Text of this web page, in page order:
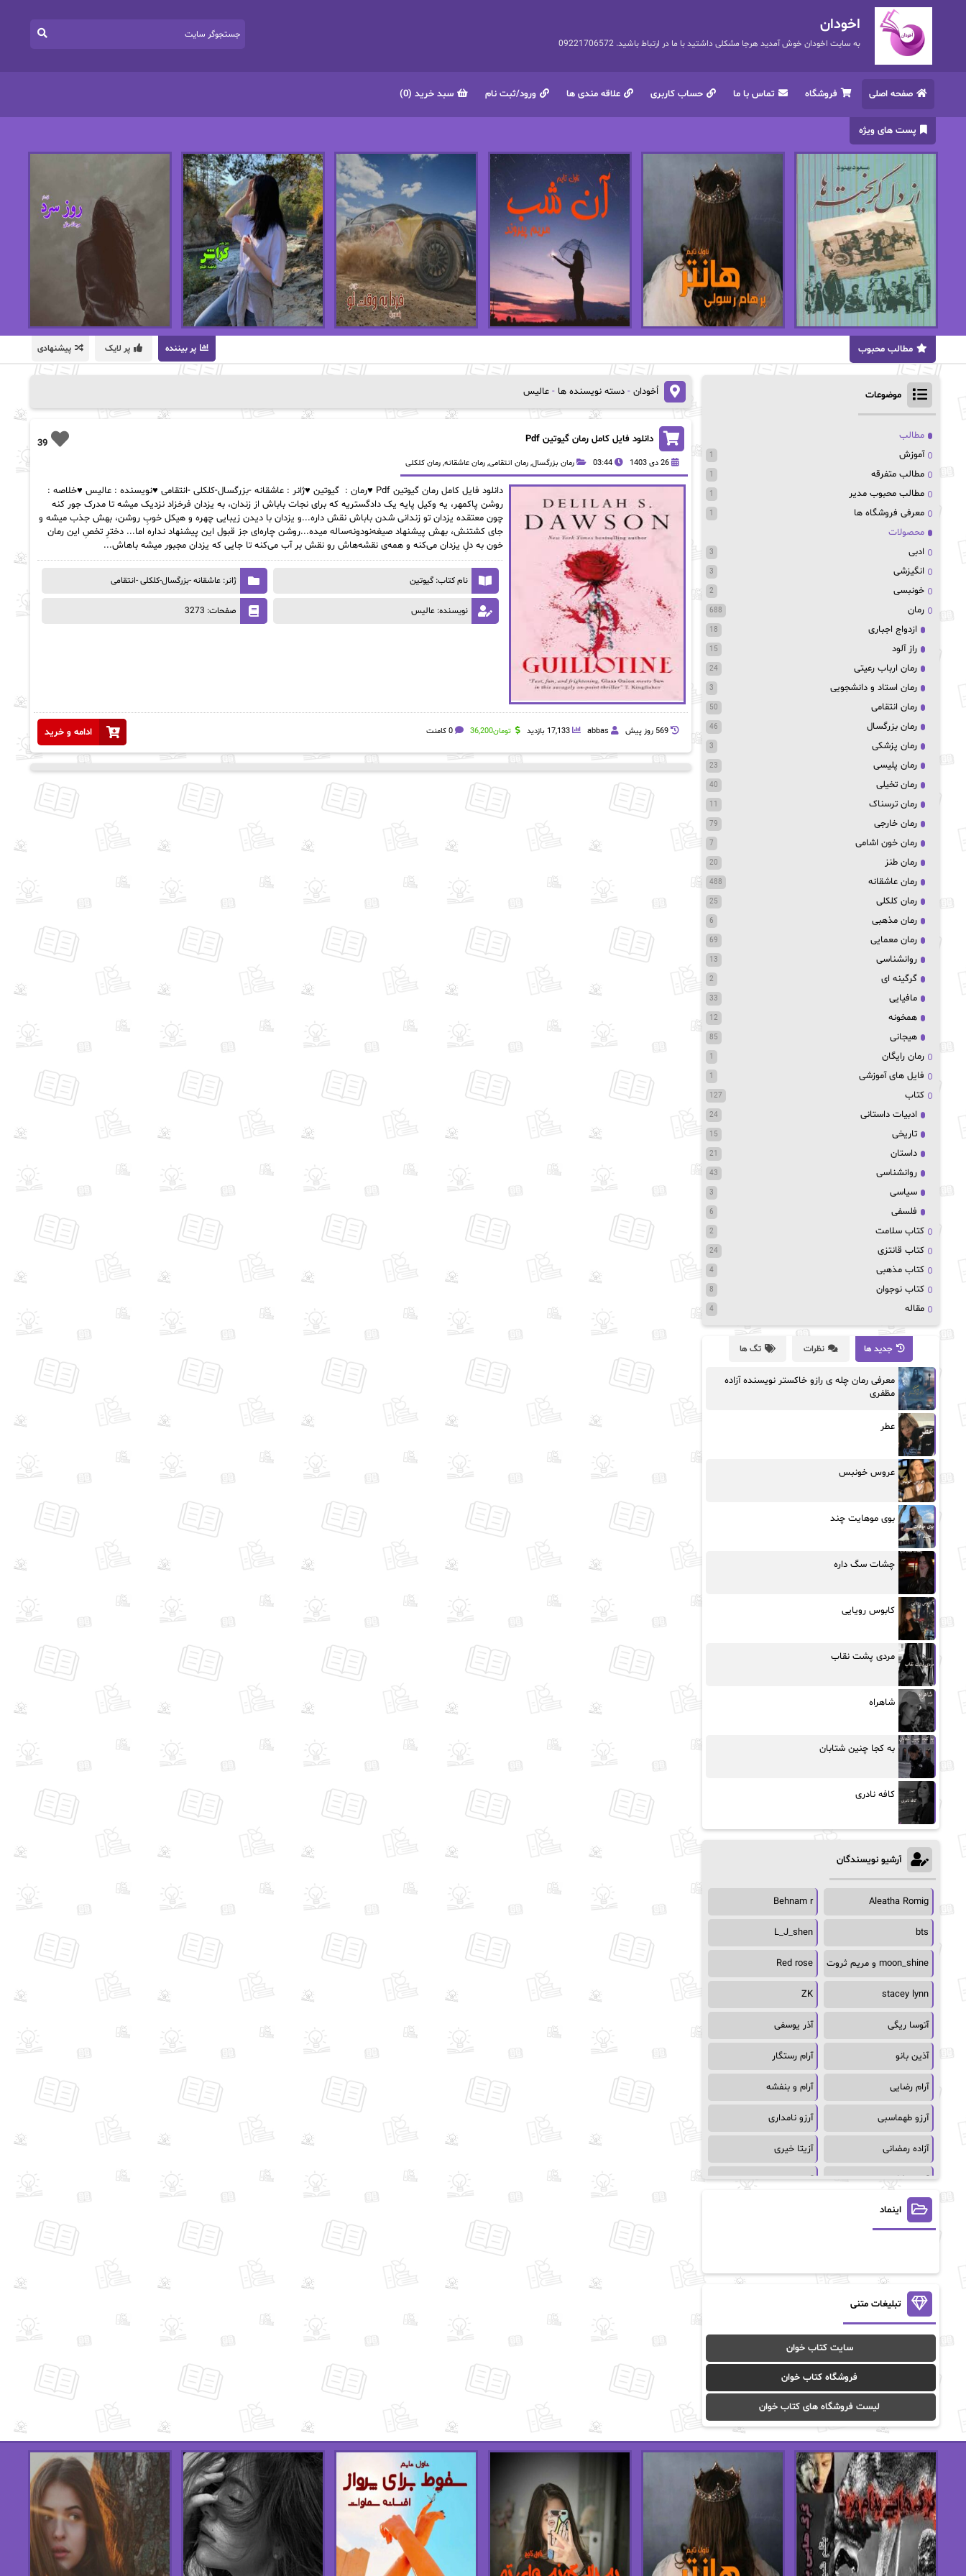
اخودان
به سایت اخودان خوش آمدید هرجا مشکلی داشتید با ما در ارتباط باشید. 09221706572
صفحه اصلی فروشگاه تماس با ما حساب کاربری علاقه مندی ها ورود/ثبت نام سبد خرید (0)
پست های ویژه
پر بیننده پر لایک پیشنهادی مطالب محبوب
اُخودان - دسته نویسنده ها - عالیس
39 دانلود فایل کامل رمان گیوتین Pdf
26 دی 1403 03:44 رمان بزرگسال, رمان انتقامی, رمان عاشقانه, رمان کلکلی
دانلود فایل کامل رمان گیوتین Pdf ♥️رمان : گیوتین ♥️ژانر : عاشقانه -بزرگسال-کلکلی -انتقامی ♥️نویسنده : عالیس ♥️خلاصه :
روشن پاکمهر، یه وکیل پایه یک دادگستریه که برای نجات باباش از زندان، به یزدان فرخزاد نزدیک میشه تا مدرک جور کنه
چون معتقده یزدان تو زندانی شدن باباش نقش داره...و یزدان با دیدن زیبایی چهره و هیکل خوبِ روشن، بهش جذب میشه و
جای کشتنش، بهش پیشنهاد صیغه‌نودونه‌ساله میده...روشن چاره‌ای جز قبول این پیشنهاد نداره اما... دخترِ تخصِ این رمان
خون به دلِ یزدان می‌کنه و همه‌ی نقشه‌هاش رو نقش بر آب می‌کنه تا جایی که یزدان مجبور میشه باهاش...
نام کتاب: گیوتین ژانر: عاشقانه -بزرگسال-کلکلی -انتقامی
نویسنده: عالیس صفحات: 3273
ادامه و خرید 569 روز پيش abbas 17,133 بازدید تومان36,200 0 کامنت
موضوعات
مطالب
آموزش
1
مطالب متفرقه 1
مطالب محبوب مدیر 1
معرفی فروشگاه ها 1
محصولات
ادبی
3
انگیزشی 3
خونبسی 2
رمان 688
ازدواج اجباری 18
راز آلود 15
رمان ارباب رعیتی 24
رمان استاد و دانشجویی 3
رمان انتقامی 50
رمان بزرگسال 46
رمان پزشکی 3
رمان پلیسی 23
رمان تخیلی 40
رمان ترسناک 11
رمان خارجی 79
رمان خون اشامی 7
رمان طنز 20
رمان عاشقانه 488
رمان کلکلی 25
رمان مذهبی 6
رمان معمایی 69
روانشناسی 13
گرگینه ای 2
مافیایی 33
همخونه 12
هیجانی 85
رمان رایگان 1
فایل های آموزشی 1
کتاب 127
ادبیات داستانی 24
تاریخی 15
داستان 21
روانشناسی 43
سیاسی 3
فلسفی 6
کتاب سلامت 2
کتاب قانتزی 24
کتاب مذهبی 4
کتاب نوجوان 8
مقاله 4
جدید ها نظرات تگ ها
معرفی رمان چله ی رازو خاکستر نویسنده آزاده
مظفری
عطر
عروس خونبس
بوی موهایت چند
چشات سگ داره
کابوس رویایی
مردی پشت نقاب
شاهراه
به کجا چنین شتابان
کافه نادری
آرشیو نویسندگان
Aleatha Romig
Behnam r
bts
L_J_shen
moon_shine و مریم ثروت Red rose
stacey lynn
ZK
آتوسا ریگی آذر یوسفی
آذین بانو آرام رستگار
آرام رضایی آرام و بنفشه
آرزو طهماسبی آرزو نامداری
آزاده رمضانی آزیتا خیری
آسمان64 آسمان۶۵
آسیه احمدی
آن ماری سلینکو آنا تاد
آنالیا
آوا موسوی آیدا (Aixi)
آیدا باقری آیسان صادقی
ا_اصغر زاده ا_اصغرزاده
اریک مورگنشترن از نیلوفر لاری
استفانی مهیر استل مسکم
اسما کافی اصغر زاده
افسانه سماوات اکرم محمدی
ال جی اسمیت الف صاد
اینماد
تبلیغات متنی
سایت کتاب خوان
فروشگاه کتاب خوان
لیست فروشگاه های کتاب خوان